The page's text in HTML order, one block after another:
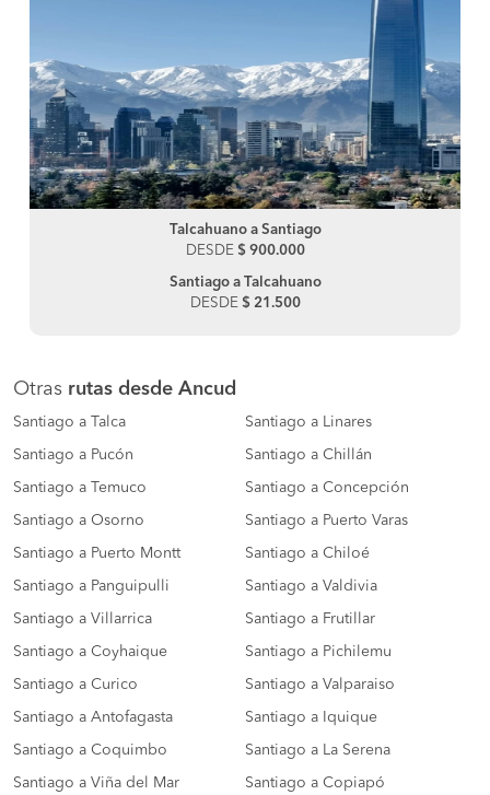
Talcahuano a Santiago
DESDE $ 900.000
Santiago a Talcahuano
DESDE $ 21.500
Otras rutas desde Ancud
Santiago a Talca Santiago a Linares
Santiago a Pucón Santiago a Chillán
Santiago a Temuco Santiago a Concepción
Santiago a Osorno Santiago a Puerto Varas
Santiago a Puerto Montt Santiago a Chiloé
Santiago a Panguipulli Santiago a Valdivia
Santiago a Villarrica Santiago a Frutillar
Santiago a Coyhaique Santiago a Pichilemu
Santiago a Curico Santiago a Valparaiso
Santiago a Antofagasta Santiago a Iquique
Santiago a Coquimbo Santiago a La Serena
Santiago a Viña del Mar Santiago a Copiapó